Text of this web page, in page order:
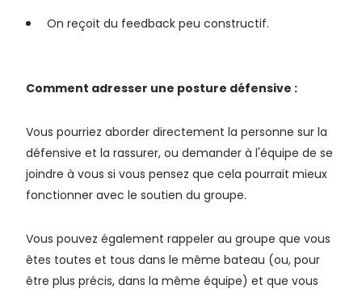
On reçoit du feedback peu constructif.
Comment adresser une posture défensive :
Vous pourriez aborder directement la personne sur la
défensive et la rassurer, ou demander à l'équipe de se
joindre à vous si vous pensez que cela pourrait mieux
fonctionner avec le soutien du groupe.
Vous pouvez également rappeler au groupe que vous
êtes toutes et tous dans le même bateau (ou, pour
être plus précis, dans la même équipe) et que vous